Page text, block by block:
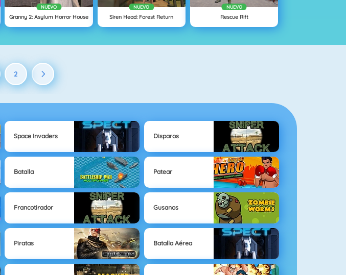
NUEVO
Granny 2: Asylum Horror House
NUEVO
Siren Head: Forest Return
NUEVO
Rescue Rift
2
Space Invaders Disparos
Batalla Patear
Francotirador Gusanos
Piratas Batalla Aérea